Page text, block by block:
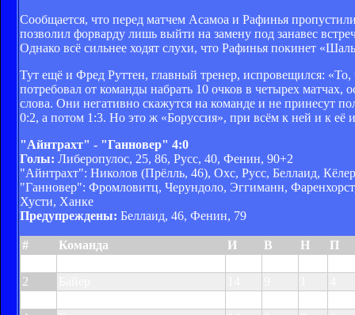
Сообщается, что перед матчем Асамоа и Рафинья
позволил форварду лишь выйти на замену под занавес
Однако всё сильнее ходят слухи, что Рафинья покинет
Тут ещё и Фред Руттен, главный тренер, испровещился:
потребовал от команды набрать 10 очков в четырех
слова. Они негативно скажутся на команде и не принесут
0:2, а потом 1:3. Но это ж «Боруссия», при всём к ней и к её
"Айнтрахт" - "Ганновер" 4:0
Голы: Либеропулос, 25, 86, Русс, 40, Фенин, 90+2
"Айнтрахт": Николов (Прёлль, 46), Охс, Русс, Беллаид,
"Ганновер": Фромловитц, Черундоло, Эггиманн,
Хусти, Ханке
Предупреждены: Беллаид, 46, Фенин, 79
# Команда И В Н
П
2